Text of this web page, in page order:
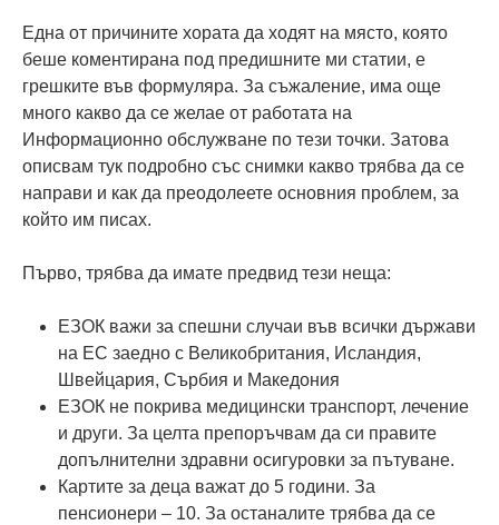
Една от причините хората да ходят на място, която
беше коментирана под предишните ми статии, е
грешките във формуляра. За съжаление, има още
много какво да се желае от работата на
Информационно обслужване по тези точки. Затова
описвам тук подробно със снимки какво трябва да се
направи и как да преодолеете основния проблем, за
който им писах.
Първо, трябва да имате предвид тези неща:
ЕЗОК важи за спешни случаи във всички държави
на ЕС заедно с Великобритания, Исландия,
Швейцария, Сърбия и Македония
ЕЗОК не покрива медицински транспорт, лечение
и други. За целта препоръчвам да си правите
допълнителни здравни осигуровки за пътуване.
Картите за деца важат до 5 години. За
пенсионери – 10. За останалите трябва да се